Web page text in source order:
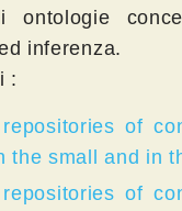
ontologie
inferenza.
:
of
the small and in
of